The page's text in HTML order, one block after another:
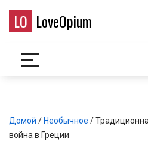
LO LoveOpium
Домой / Необычное /
война в Греции